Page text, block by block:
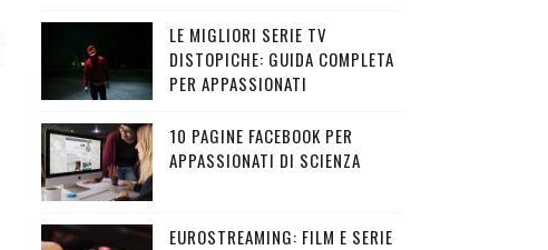
LE MIGLIORI SERIE TV
DISTOPICHE: GUIDA COMPLETA
PER APPASSIONATI
10 PAGINE FACEBOOK PER
APPASSIONATI DI SCIENZA
EUROSTREAMING: FILM E SERIE